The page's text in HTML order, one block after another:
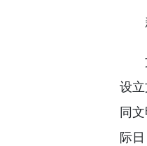
新
文
设
同
际